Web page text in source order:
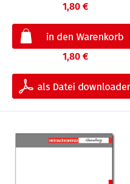
1,80 €
1,80 €